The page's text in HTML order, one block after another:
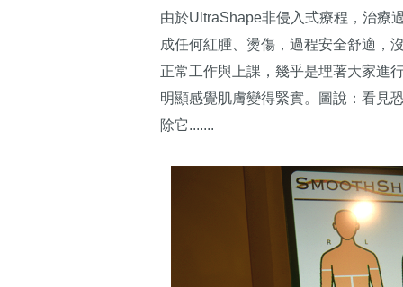
由於UltraShape非侵入式療程，治療
成任何紅腫、燙傷，過程安全舒適，
正常工作與上課，幾乎是埋著大家進
明顯感覺肌膚變得緊實。圖說：看見
除它.......